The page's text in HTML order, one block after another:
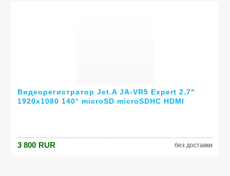
Видеорегистратор Jet.A JA-VR5 Expert 2.7"
1920x1080 140° microSD microSDHC HDMI
3 800 RUR без доставки